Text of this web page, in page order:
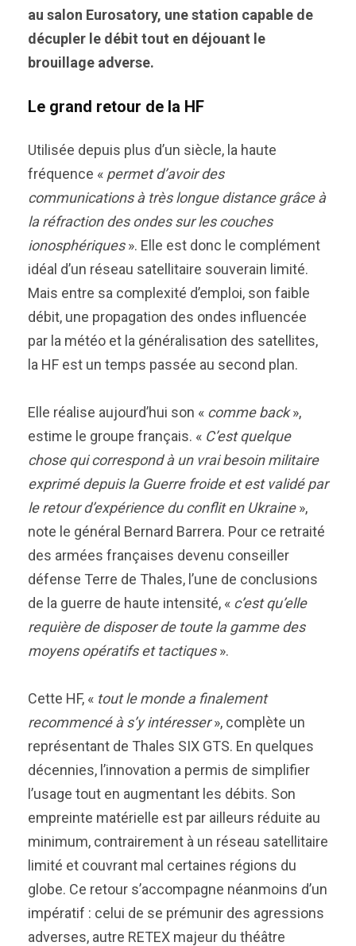
au salon Eurosatory, une station capable de
décupler le débit tout en déjouant le
brouillage adverse.
Le grand retour de la HF
Utilisée depuis plus d’un siècle, la haute
fréquence « permet d’avoir des
communications à très longue distance grâce à
la réfraction des ondes sur les couches
ionosphériques». Elle est donc le complément
idéal d’un réseau satellitaire souverain limité.
Mais entre sa complexité d’emploi, son faible
débit, une propagation des ondes influencée
par la météo et la généralisation des satellites,
la HF est un temps passée au second plan.
Elle réalise aujourd’hui son « comme back»,
estime le groupe français. « C’est quelque
chose qui correspond à un vrai besoin militaire
exprimé depuis la Guerre froide et est validé par
le retour d’expérience du conflit en Ukraine»,
note le général Bernard Barrera. Pour ce retraité
des armées françaises devenu conseiller
défense Terre de Thales, l’une de conclusions
de la guerre de haute intensité, « c’est qu’elle
requière de disposer de toute la gamme des
moyens opératifs et tactiques».
Cette HF, « tout le monde a finalement
recommencé à s’y intéresser», complète un
représentant de Thales SIX GTS. En quelques
décennies, l’innovation a permis de simplifier
l’usage tout en augmentant les débits. Son
empreinte matérielle est par ailleurs réduite au
minimum, contrairement à un réseau satellitaire
limité et couvrant mal certaines régions du
globe. Ce retour s’accompagne néanmoins d’un
impératif : celui de se prémunir des agressions
adverses, autre RETEX majeur du théâtre